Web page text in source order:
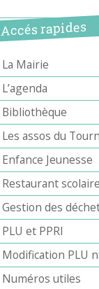
Accés rapides
La Mairie
Bibliothèque
Les assos du
Enfance Jeunesse
Restaurant scolaire
Gestion des
PLU et PPRI
Modification PLU
Numéros utiles